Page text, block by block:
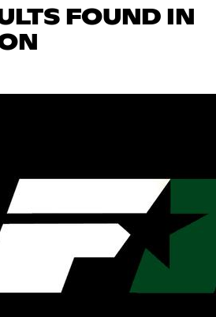
FOUND IN